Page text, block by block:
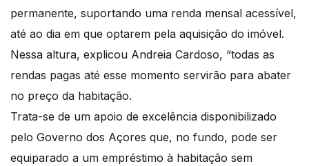
permanente, suportando uma renda mensal acessível,
até ao dia em que optarem pela aquisição do imóvel.
Nessa altura, explicou Andreia Cardoso, “todas as
rendas pagas até esse momento servirão para abater
no preço da habitação.
Trata-se de um apoio de excelência disponibilizado
pelo Governo dos Açores que, no fundo, pode ser
equiparado a um empréstimo à habitação sem